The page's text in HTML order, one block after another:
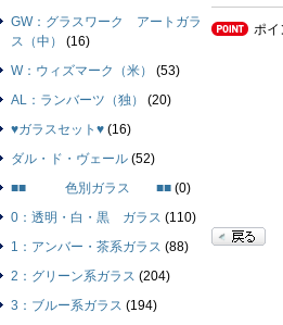
ポイ
GW：グラスワーク アートガラ
ス（中）
(16)
W：ウィズマーク（米）
(53)
AL：ランバーツ（独）
(20)
♥ガラスセット♥ (16)
ダル・ド・ヴェール (52)
■■ 色別ガラス ■■ (0)
0：透明・白・黒 ガラス (110)
1：アンバー・茶系ガラス (88)
2：グリーン系ガラス (204)
3：ブルー系ガラス (194)